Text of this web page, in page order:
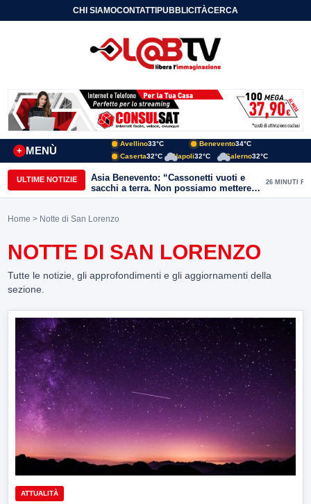
CHI SIAMOCONTATTIPUBBLICITÀCERCA
MENÙ
+
Avellino33°C Benevento34°C
Caserta32°C Napoli32°C Salerno32°C
ULTIME NOTIZIE
Asia Benevento: “Cassonetti vuoti e
sacchi a terra. Non possiamo mettere
una toppa alla mancanza di rispetto”
26 MINUTI FA
Home > Notte di San Lorenzo
NOTTE DI SAN LORENZO
Tutte le notizie, gli approfondimenti e gli aggiornamenti della
sezione.
ATTUALITÀ